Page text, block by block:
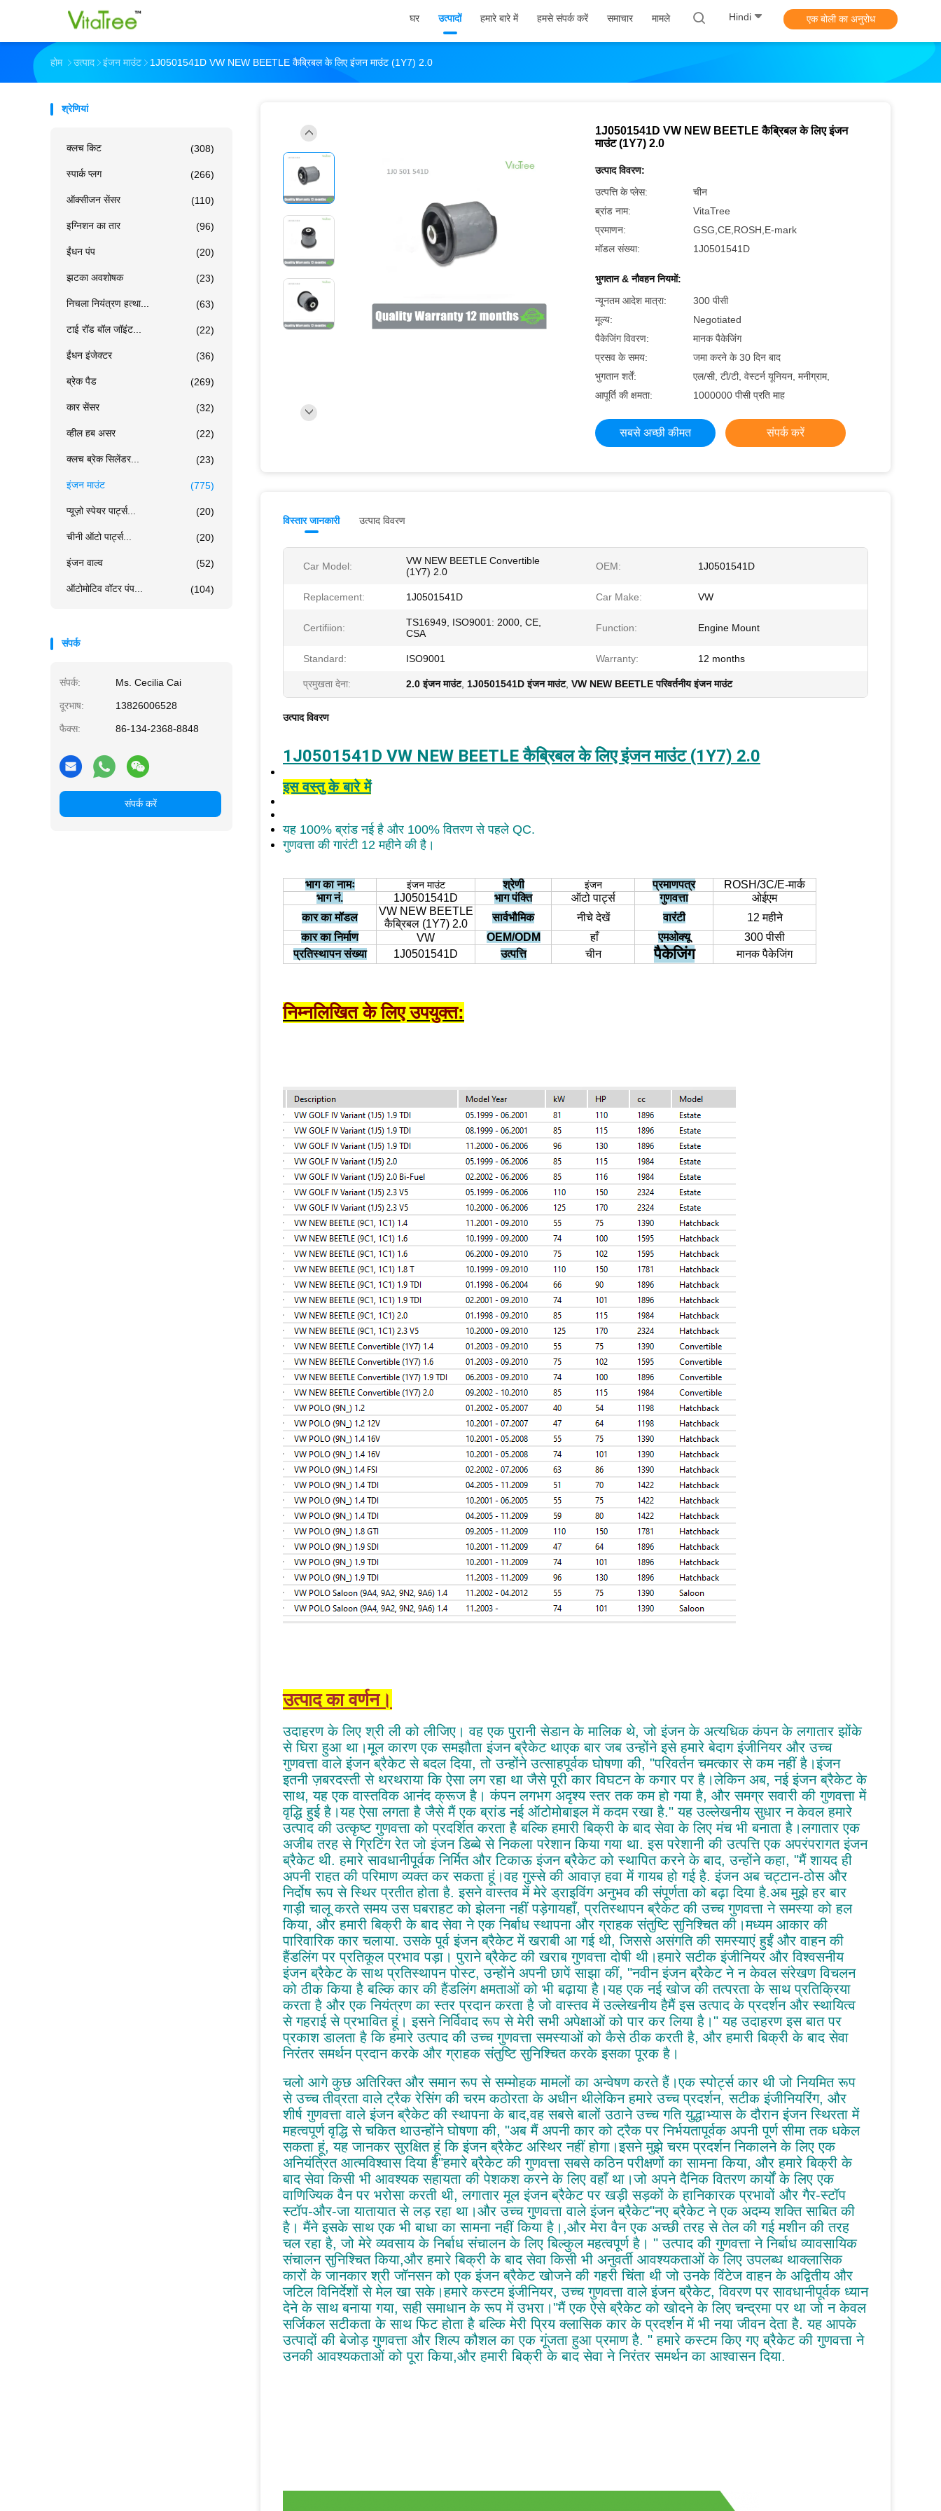
घर उत्पादों हमारे बारे में हमसे संपर्क करें समाचार मामले Hindi एक बोली का अनुरोध
होम उत्पाद इंजन माउंट 1J0501541D VW NEW BEETLE कैब्रिबल के लिए इंजन माउंट (1Y7) 2.0
श्रेणियां
क्लच किट (308)
स्पार्क प्लग (266)
ऑक्सीजन सेंसर (110)
इग्निशन का तार (96)
ईंधन पंप (20)
झटका अवशोषक (23)
निचला नियंत्रण हत्था... (63)
टाई रॉड बॉल जॉइंट... (22)
ईंधन इंजेक्टर (36)
ब्रेक पैड (269)
कार सेंसर (32)
व्हील हब असर (22)
क्लच ब्रेक सिलेंडर... (23)
इंजन माउंट (775)
प्यूज़ो स्पेयर पार्ट्स... (20)
चीनी ऑटो पार्ट्स... (20)
इंजन वाल्व (52)
ऑटोमोटिव वॉटर पंप... (104)
संपर्क
संपर्क: Ms. Cecilia Cai
दूरभाष: 13826006528
फैक्स: 86-134-2368-8848
संपर्क करें
1J0501541D VW NEW BEETLE कैब्रिबल के लिए इंजन
माउंट (1Y7) 2.0
उत्पाद विवरण:
उत्पत्ति के प्लेस:
चीन
ब्रांड नाम:
VitaTree
प्रमाणन:
GSG,CE,ROSH,E-mark
मॉडल संख्या:
1J0501541D
भुगतान & नौवहन नियमों:
न्यूनतम आदेश मात्रा:
300 पीसी
मूल्य:
Negotiated
पैकेजिंग विवरण:
मानक पैकेजिंग
प्रसव के समय:
जमा करने के 30 दिन बाद
भुगतान शर्तें:
एल/सी, टी/टी, वेस्टर्न यूनियन, मनीग्राम,
आपूर्ति की क्षमता:
1000000 पीसी प्रति माह
सबसे अच्छी कीमत संपर्क करें
विस्तार जानकारी उत्पाद विवरण
Car Model:
VW NEW BEETLE Convertible
(1Y7) 2.0
OEM: 1J0501541D
Replacement: 1J0501541D Car Make: VW
Certifiion:
TS16949, ISO9001: 2000, CE,
CSA
Function: Engine Mount
Standard: ISO9001 Warranty: 12 months
प्रमुखता देना: 2.0 इंजन माउंट, 1J0501541D इंजन माउंट, VW NEW BEETLE परिवर्तनीय इंजन माउंट
उत्पाद विवरण
1J0501541D VW NEW BEETLE कैब्रिबल के लिए इंजन माउंट (1Y7) 2.0
इस वस्तु के बारे में
यह 100% ब्रांड नई है और 100% वितरण से पहले QC.
गुणवत्ता की गारंटी 12 महीने की है।
भाग का नामः इंजन माउंट श्रेणी इंजन प्रमाणपत्र
ROSH/3C/E-मार्क
भाग नं.
1J0501541D भाग पंक्ति ऑटो पार्ट्स गुणवत्ता
ओईएम
कार का मॉडल
VW NEW BEETLE
कैब्रिबल (1Y7) 2.0
सार्वभौमिक नीचे देखें वारंटी
12 महीने
कार का निर्माण
VW OEM/ODM हाँ एमओक्यू
300 पीसी
प्रतिस्थापन संख्या
1J0501541D उत्पत्ति चीन पैकेजिंग मानक पैकेजिंग
निम्नलिखित के लिए उपयुक्त:
उत्पाद का वर्णन।
उदाहरण के लिए श्री ली को लीजिए। वह एक पुरानी सेडान के मालिक थे, जो इंजन के अत्यधिक कंपन के लगातार झोंके
से घिरा हुआ था।मूल कारण एक समझौता इंजन ब्रैकेट थाएक बार जब उन्होंने इसे हमारे बेदाग इंजीनियर और उच्च
गुणवत्ता वाले इंजन ब्रैकेट से बदल दिया, तो उन्होंने उत्साहपूर्वक घोषणा की, "परिवर्तन चमत्कार से कम नहीं है।इंजन
इतनी ज़बरदस्ती से थरथराया कि ऐसा लग रहा था जैसे पूरी कार विघटन के कगार पर है।लेकिन अब, नई इंजन ब्रैकेट के
साथ, यह एक वास्तविक आनंद क्रूज है। कंपन लगभग अदृश्य स्तर तक कम हो गया है, और समग्र सवारी की गुणवत्ता में
वृद्धि हुई है।यह ऐसा लगता है जैसे मैं एक ब्रांड नई ऑटोमोबाइल में कदम रखा है." यह उल्लेखनीय सुधार न केवल हमारे
उत्पाद की उत्कृष्ट गुणवत्ता को प्रदर्शित करता है बल्कि हमारी बिक्री के बाद सेवा के लिए मंच भी बनाता है।लगातार एक
अजीब तरह से ग्रिटिंग रेत जो इंजन डिब्बे से निकला परेशान किया गया था. इस परेशानी की उत्पत्ति एक अपरंपरागत इंजन
ब्रैकेट थी. हमारे सावधानीपूर्वक निर्मित और टिकाऊ इंजन ब्रैकेट को स्थापित करने के बाद, उन्होंने कहा, "मैं शायद ही
अपनी राहत की परिमाण व्यक्त कर सकता हूं।वह गुस्से की आवाज़ हवा में गायब हो गई है. इंजन अब चट्टान-ठोस और
निर्दोष रूप से स्थिर प्रतीत होता है. इसने वास्तव में मेरे ड्राइविंग अनुभव की संपूर्णता को बढ़ा दिया है.अब मुझे हर बार
गाड़ी चालू करते समय उस घबराहट को झेलना नहीं पड़ेगायहाँ, प्रतिस्थापन ब्रैकेट की उच्च गुणवत्ता ने समस्या को हल
किया, और हमारी बिक्री के बाद सेवा ने एक निर्बाध स्थापना और ग्राहक संतुष्टि सुनिश्चित की।मध्यम आकार की
पारिवारिक कार चलाया. उसके पूर्व इंजन ब्रैकेट में खराबी आ गई थी, जिससे असंगति की समस्याएं हुईं और वाहन की
हैंडलिंग पर प्रतिकूल प्रभाव पड़ा। पुराने ब्रैकेट की खराब गुणवत्ता दोषी थी।हमारे सटीक इंजीनियर और विश्वसनीय
इंजन ब्रैकेट के साथ प्रतिस्थापन पोस्ट, उन्होंने अपनी छापें साझा कीं, "नवीन इंजन ब्रैकेट ने न केवल संरेखण विचलन
को ठीक किया है बल्कि कार की हैंडलिंग क्षमताओं को भी बढ़ाया है।यह एक नई खोज की तत्परता के साथ प्रतिक्रिया
करता है और एक नियंत्रण का स्तर प्रदान करता है जो वास्तव में उल्लेखनीय हैमैं इस उत्पाद के प्रदर्शन और स्थायित्व
से गहराई से प्रभावित हूं। इसने निर्विवाद रूप से मेरी सभी अपेक्षाओं को पार कर लिया है।" यह उदाहरण इस बात पर
प्रकाश डालता है कि हमारे उत्पाद की उच्च गुणवत्ता समस्याओं को कैसे ठीक करती है, और हमारी बिक्री के बाद सेवा
निरंतर समर्थन प्रदान करके और ग्राहक संतुष्टि सुनिश्चित करके इसका पूरक है।
चलो आगे कुछ अतिरिक्त और समान रूप से सम्मोहक मामलों का अन्वेषण करते हैं।एक स्पोर्ट्स कार थी जो नियमित रूप
से उच्च तीव्रता वाले ट्रैक रेसिंग की चरम कठोरता के अधीन थीलेकिन हमारे उच्च प्रदर्शन, सटीक इंजीनियरिंग, और
शीर्ष गुणवत्ता वाले इंजन ब्रैकेट की स्थापना के बाद,वह सबसे बालों उठाने उच्च गति युद्धाभ्यास के दौरान इंजन स्थिरता में
महत्वपूर्ण वृद्धि से चकित थाउन्होंने घोषणा की, "अब मैं अपनी कार को ट्रैक पर निर्भयतापूर्वक अपनी पूर्ण सीमा तक धकेल
सकता हूं, यह जानकर सुरक्षित हूं कि इंजन ब्रैकेट अस्थिर नहीं होगा।इसने मुझे चरम प्रदर्शन निकालने के लिए एक
अनियंत्रित आत्मविश्वास दिया है"हमारे ब्रैकेट की गुणवत्ता सबसे कठिन परीक्षणों का सामना किया, और हमारे बिक्री के
बाद सेवा किसी भी आवश्यक सहायता की पेशकश करने के लिए वहाँ था।जो अपने दैनिक वितरण कार्यों के लिए एक
वाणिज्यिक वैन पर भरोसा करती थी, लगातार मूल इंजन ब्रैकेट पर खड़ी सड़कों के हानिकारक प्रभावों और गैर-स्टॉप
स्टॉप-और-जा यातायात से लड़ रहा था।और उच्च गुणवत्ता वाले इंजन ब्रैकेट"नए ब्रैकेट ने एक अदम्य शक्ति साबित की
है। मैंने इसके साथ एक भी बाधा का सामना नहीं किया है।,और मेरा वैन एक अच्छी तरह से तेल की गई मशीन की तरह
चल रहा है, जो मेरे व्यवसाय के निर्बाध संचालन के लिए बिल्कुल महत्वपूर्ण है। " उत्पाद की गुणवत्ता ने निर्बाध व्यावसायिक
संचालन सुनिश्चित किया,और हमारे बिक्री के बाद सेवा किसी भी अनुवर्ती आवश्यकताओं के लिए उपलब्ध थाक्लासिक
कारों के जानकार श्री जॉनसन को एक इंजन ब्रैकेट खोजने की गहरी चिंता थी जो उनके विंटेज वाहन के अद्वितीय और
जटिल विनिर्देशों से मेल खा सके।हमारे कस्टम इंजीनियर, उच्च गुणवत्ता वाले इंजन ब्रैकेट, विवरण पर सावधानीपूर्वक ध्यान
देने के साथ बनाया गया, सही समाधान के रूप में उभरा।"मैं एक ऐसे ब्रैकेट को खोदने के लिए चन्द्रमा पर था जो न केवल
सर्जिकल सटीकता के साथ फिट होता है बल्कि मेरी प्रिय क्लासिक कार के प्रदर्शन में भी नया जीवन देता है. यह आपके
उत्पादों की बेजोड़ गुणवत्ता और शिल्प कौशल का एक गूंजता हुआ प्रमाण है. " हमारे कस्टम किए गए ब्रैकेट की गुणवत्ता ने
उनकी आवश्यकताओं को पूरा किया,और हमारी बिक्री के बाद सेवा ने निरंतर समर्थन का आश्वासन दिया.